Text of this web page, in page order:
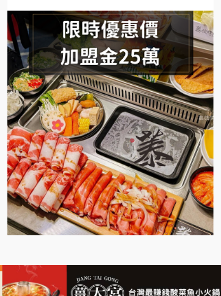
手作功夫茶加盟說明會
SHARE TEA歇腳亭加盟說明會
潮味決-湯滷專門店加盟說明會
鬍子茶加盟說明會
鮮茶道加盟說明會
微風亭鐵板燒加盟說明會
漫步藍咖啡加盟說明會
明石章魚燒加盟說明會
出櫃加盟說明會
千香漢堡加盟說明會
拉亞漢堡加盟說明會